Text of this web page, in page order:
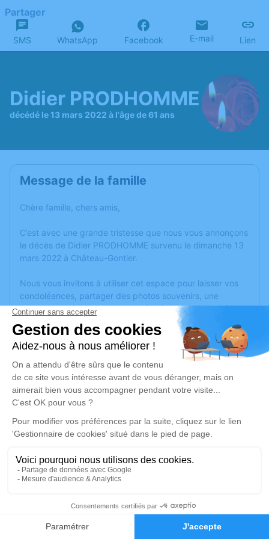
Faire-part Hommages
Partager
SMS WhatsApp Facebook E-mail Lien
Didier PRODHOMME
décédé le 13 mars 2022 à l'âge de 61 ans
Message de la famille
Chère famille, chers amis,
C’est avec une grande tristesse que nous vous annonçons
le décès de Didier PRODHOMME survenu le dimanche 13
mars 2022 à Château-Gontier.
Nous vous invitons à utiliser cet espace pour laisser vos
condoléances, partager des photos souvenirs, une
anecdote ou exprimer vos pensées à travers des poèmes
ou des textes. Cet endroit est un lieu d'expression dédié à
honorer la mémoire de Didier PRODHOMME.
Un service de plantation d’arbre hommage estdisponible
mercredi 16 mars 2022 à 14h00
Église Sainte Madeleine de Segré
24 rue de la Madeleine